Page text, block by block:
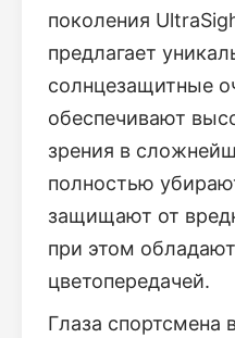
поколения
предлагает
солнцезащитные
обеспечивают
зрения в
полностью
защищают от
при этом
цветопередачей.
Глаза спортсмена